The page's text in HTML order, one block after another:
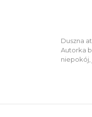
Duszna
Autorka
niepokój,